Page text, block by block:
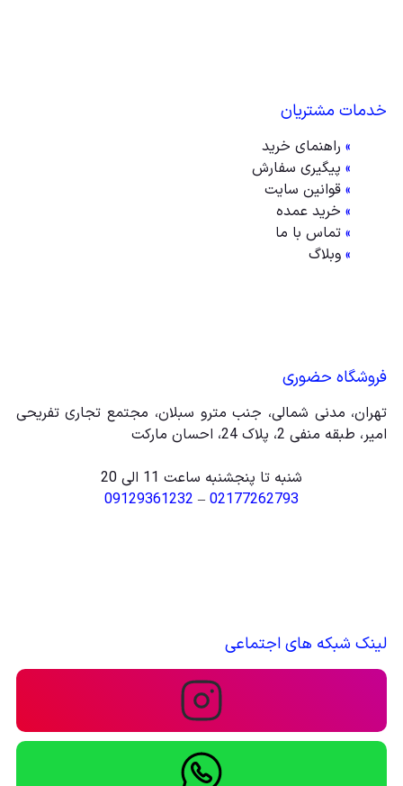
خدمات مشتریان
» راهنمای خرید
» پیگیری سفارش
» قوانین سایت
» خرید عمده
» تماس با ما
» وبلاگ
فروشگاه حضوری
تهران، مدنی شمالی، جنب مترو سبلان، مجتمع تجاری تفریحی
امیر، طبقه منفی 2، پلاک 24، احسان مارکت
شنبه تا پنجشنبه ساعت 11 الی 20
02177262793
–
09129361232
لینک شبکه های اجتماعی